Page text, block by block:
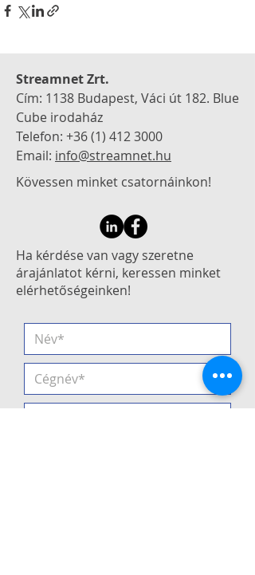
Streamnet Zrt.
Cím: 1138 Budapest, Váci út 182. Blue
Cube irodaház
Telefon: +36 (1) 412 3000
Email: info@streamnet.hu
Kövessen minket csatornáinkon!
Ha kérdése van vagy szeretne
árajánlatot kérni, keressen minket
elérhetőségeinken!